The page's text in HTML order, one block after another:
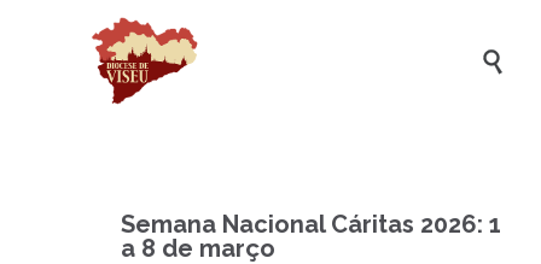

Semana Nacional Cáritas 2026: 1
a 8 de março